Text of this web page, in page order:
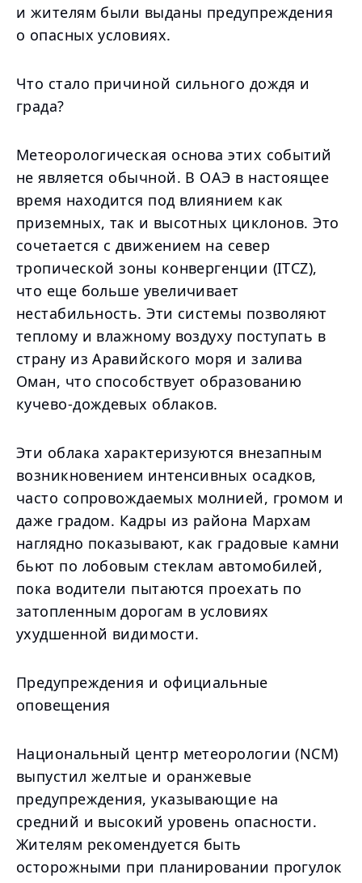
и жителям были выданы предупреждения
о опасных условиях.
Что стало причиной сильного дождя и
града?
Метеорологическая основа этих событий
не является обычной. В ОАЭ в настоящее
время находится под влиянием как
приземных, так и высотных циклонов. Это
сочетается с движением на север
тропической зоны конвергенции (ITCZ),
что еще больше увеличивает
нестабильность. Эти системы позволяют
теплому и влажному воздуху поступать в
страну из Аравийского моря и залива
Оман, что способствует образованию
кучево-дождевых облаков.
Эти облака характеризуются внезапным
возникновением интенсивных осадков,
часто сопровождаемых молнией, громом и
даже градом. Кадры из района Мархам
наглядно показывают, как градовые камни
бьют по лобовым стеклам автомобилей,
пока водители пытаются проехать по
затопленным дорогам в условиях
ухудшенной видимости.
Предупреждения и официальные
оповещения
Национальный центр метеорологии (NCM)
выпустил желтые и оранжевые
предупреждения, указывающие на
средний и высокий уровень опасности.
Жителям рекомендуется быть
осторожными при планировании прогулок